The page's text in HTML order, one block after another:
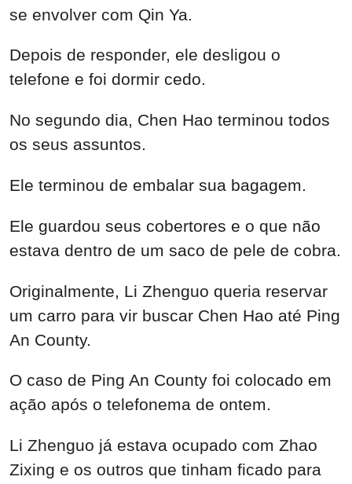
se envolver com Qin Ya.
Depois de responder, ele desligou o
telefone e foi dormir cedo.
No segundo dia, Chen Hao terminou todos
os seus assuntos.
Ele terminou de embalar sua bagagem.
Ele guardou seus cobertores e o que não
estava dentro de um saco de pele de cobra.
Originalmente, Li Zhenguo queria reservar
um carro para vir buscar Chen Hao até Ping
An County.
O caso de Ping An County foi colocado em
ação após o telefonema de ontem.
Li Zhenguo já estava ocupado com Zhao
Zixing e os outros que tinham ficado para